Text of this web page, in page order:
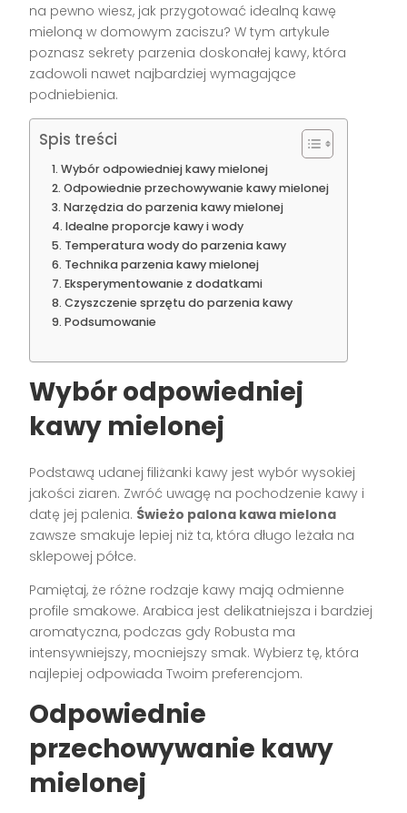
na pewno wiesz, jak przygotować idealną kawę
mieloną w domowym zaciszu? W tym artykule
poznasz sekrety parzenia doskonałej kawy, która
zadowoli nawet najbardziej wymagające
podniebienia.
Spis treści
Wybór odpowiedniej kawy mielonej
Odpowiednie przechowywanie kawy mielonej
Narzędzia do parzenia kawy mielonej
Idealne proporcje kawy i wody
Temperatura wody do parzenia kawy
Technika parzenia kawy mielonej
Eksperymentowanie z dodatkami
Czyszczenie sprzętu do parzenia kawy
Podsumowanie
Wybór odpowiedniej
kawy mielonej
Podstawą udanej filiżanki kawy jest wybór wysokiej
jakości ziaren. Zwróć uwagę na pochodzenie kawy i
datę jej palenia. Świeżo palona kawa mielona
zawsze smakuje lepiej niż ta, która długo leżała na
sklepowej półce.
Pamiętaj, że różne rodzaje kawy mają odmienne
profile smakowe. Arabica jest delikatniejsza i bardziej
aromatyczna, podczas gdy Robusta ma
intensywniejszy, mocniejszy smak. Wybierz tę, która
najlepiej odpowiada Twoim preferencjom.
Odpowiednie
przechowywanie kawy
mielonej